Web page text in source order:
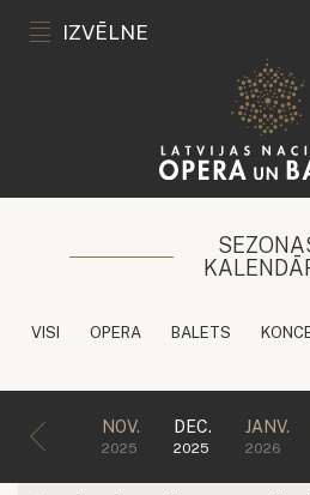
IZVĒLNE
VISI OPERA BALETS
NOV.
2025
DEC.
2025
JANV.
2026